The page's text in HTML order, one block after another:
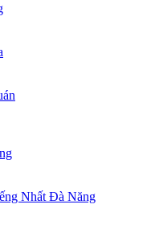
Nhất Đà Năng